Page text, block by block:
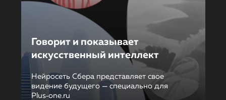
Говорит и показывает
искусственный интеллект
Нейросеть Сбера представляет свое
видение будущего — специально для
Plus‑one.ru